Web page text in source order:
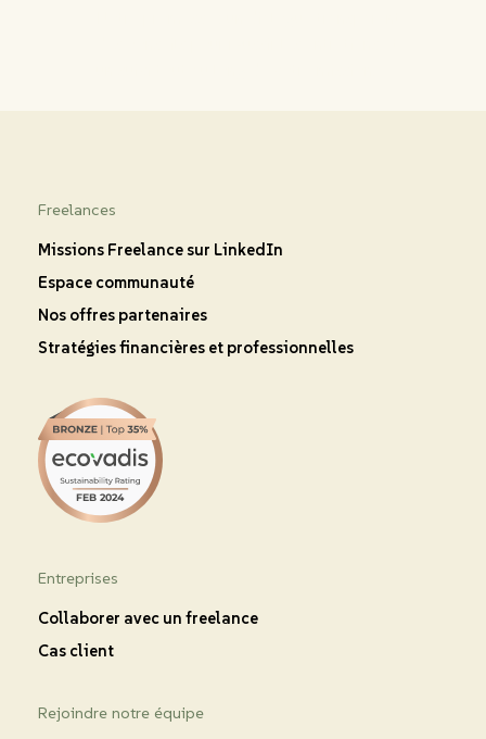
Freelances
Missions Freelance sur LinkedIn
Espace communauté
Nos offres partenaires
Stratégies financières et professionnelles
Entreprises
Collaborer avec un freelance
Cas client
Rejoindre notre équipe